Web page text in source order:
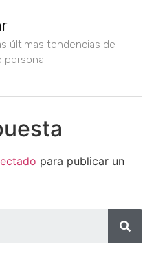
últimas tendencias de
personal.
para publicar un